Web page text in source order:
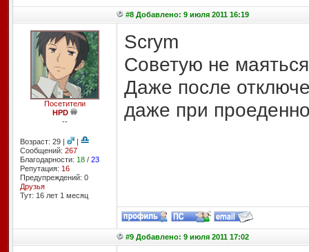
#8 Добавлено: 9 июля 2011 16:19
Посетители
HPD
--
Возраст: 29 |
|
Сообщений: 267
Благодарности: 18/ 23
Репутация: 16
Предупреждений: 0
Друзья
Тут: 16 лет 1 месяц
Scrym
Советую не
Даже после
даже при
#9 Добавлено: 9 июля 2011 17:02